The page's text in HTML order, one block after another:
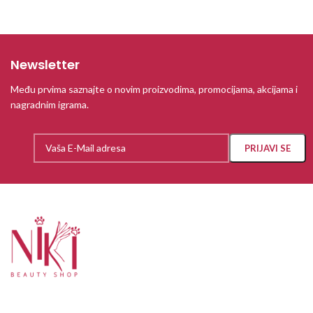
Newsletter
Među prvima saznajte o novim proizvodima, promocijama, akcijama i
nagradnim igrama.